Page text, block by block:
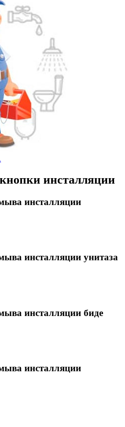
инсталляции
инсталляции
инсталляции унитаза
инсталляции биде
инсталляции